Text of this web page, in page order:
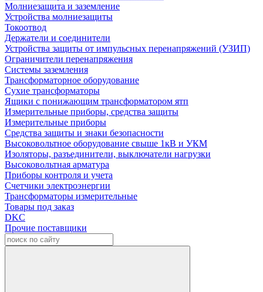
Молниезащита и заземление
Устройства молниезащиты
Токоотвод
Держатели и соединители
Устройства защиты от импульсных перенапряжений (УЗИП)
Ограничители перенапряжения
Системы заземления
Трансформаторное оборудование
Сухие трансформаторы
Ящики с понижающим трансформатором ятп
Измерительные приборы, средства защиты
Измерительные приборы
Средства защиты и знаки безопасности
Высоковольтное оборудование свыше 1кВ и УКМ
Изоляторы, разъединители, выключатели нагрузки
Высоковольтная арматура
Приборы контроля и учета
Счетчики электроэнергии
Трансформаторы измерительные
Товары под заказ
DKC
Прочие поставщики